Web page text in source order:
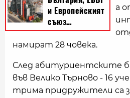
а
намират 28 човека.
След абитуриентските
във Велико Търново - 16
трима придружители са